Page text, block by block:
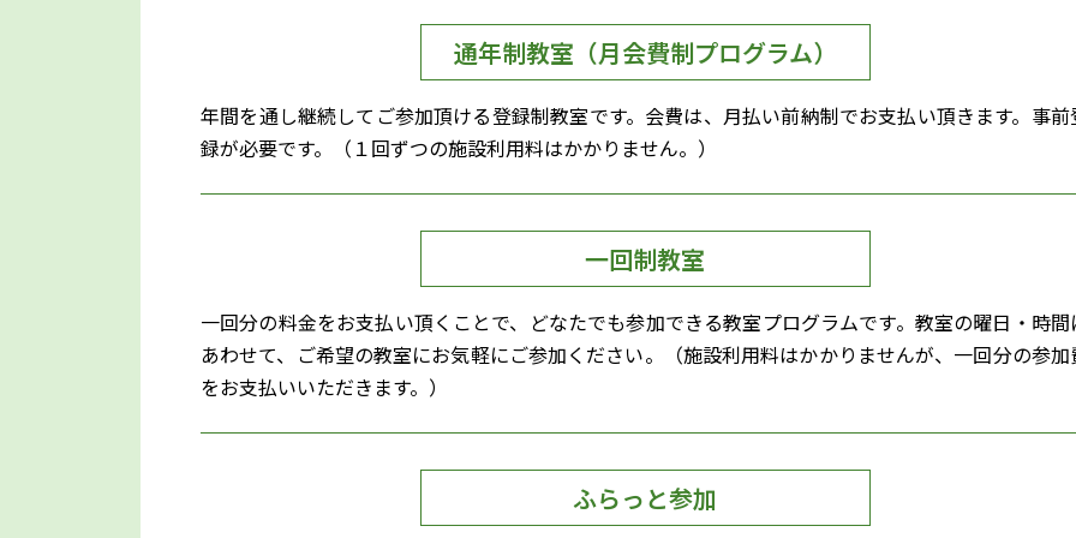
通年制教室（月会費制プログラム）
年間を通し継続してご参加頂ける登録制教室です。会費は、月払い前納制でお支払い頂きます。事前
録が必要です。（１回ずつの施設利用料はかかりません。）
一回制教室
一回分の料金をお支払い頂くことで、どなたでも参加できる教室プログラムです。教室の曜日・時間
あわせて、ご希望の教室にお気軽にご参加ください。（施設利用料はかかりませんが、一回分の参加
をお支払いいただきます。）
ふらっと参加